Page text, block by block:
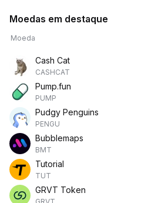
Moedas em destaque
Moeda
Cash Cat
CASHCAT
Pump.fun
PUMP
Pudgy Penguins
PENGU
Bubblemaps
BMT
Tutorial
TUT
GRVT Token